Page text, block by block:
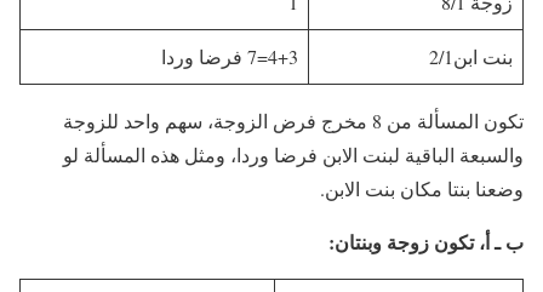
بنت ابن2/1 4+3=7 فرضا وردا
تكون المسألة من 8 مخرج فرض الزوجة، سهم واحد للزوجة
والسبعة الباقية لبنت الابن فرضا وردا، ومثل هذه المسألة لو
وضعنا بنتا مكان بنت الابن.
ب ـ أ، تكون زوجة وبنتان: